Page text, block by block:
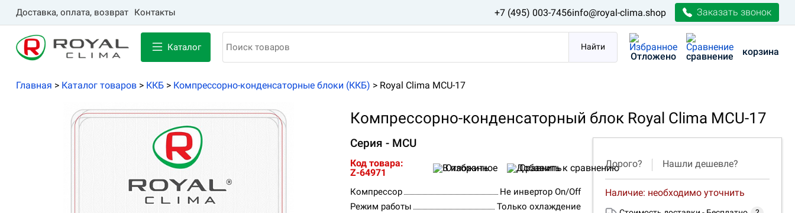
Доставка, оплата, возврат Контакты +7 (495) 003-7456info@royal-clima.shop Заказать звонок
Каталог Найти
Отложено сравнение корзина
Главная > Каталог товаров > ККБ > Компрессорно-конденсаторные блоки (ККБ) > Royal Clima MCU-17
Компрессорно-конденсаторный блок Royal Clima MCU-17
Серия - MCU
Код товара:
Z-64971
Отложить Сравнить
Компрессор
Не инвертор On/Off
Режим работы
Только охлаждение
Дорого? Нашли дешевле?
Наличие: необходимо уточнить